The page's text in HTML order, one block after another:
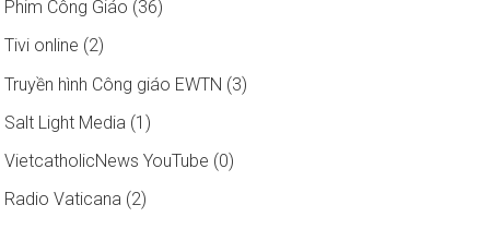
Phim Công Giáo (36)
Tivi online (2)
Truyền hình Công giáo EWTN (3)
Salt Light Media (1)
VietcatholicNews YouTube (0)
Radio Vaticana (2)